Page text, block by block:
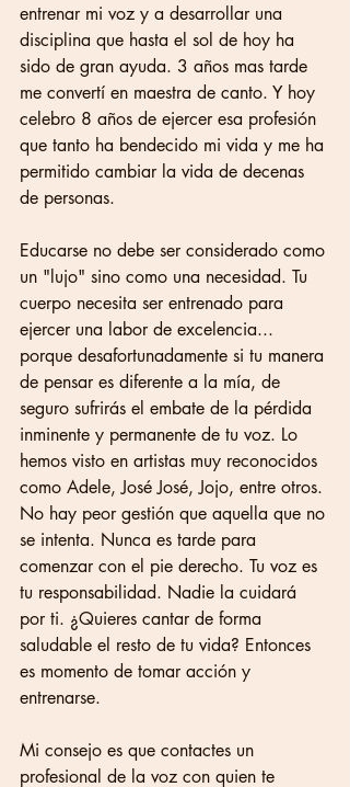
entrenar mi voz y a desarrollar una
disciplina que hasta el sol de hoy ha
sido de gran ayuda. 3 años mas tarde
me convertí en maestra de canto. Y hoy
celebro 8 años de ejercer esa profesión
que tanto ha bendecido mi vida y me ha
permitido cambiar la vida de decenas
de personas.
Educarse no debe ser considerado como
un "lujo" sino como una necesidad. Tu
cuerpo necesita ser entrenado para
ejercer una labor de excelencia...
porque desafortunadamente si tu manera
de pensar es diferente a la mía, de
seguro sufrirás el embate de la pérdida
inminente y permanente de tu voz. Lo
hemos visto en artistas muy reconocidos
como Adele, José José, Jojo, entre otros.
No hay peor gestión que aquella que no
se intenta. Nunca es tarde para
comenzar con el pie derecho. Tu voz es
tu responsabilidad. Nadie la cuidará
por ti. ¿Quieres cantar de forma
saludable el resto de tu vida? Entonces
es momento de tomar acción y
entrenarse.
Mi consejo es que contactes un
profesional de la voz con quien te